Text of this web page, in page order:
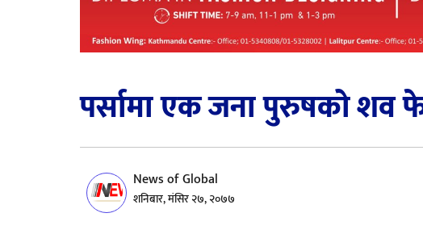
पर्सामा एक जना पुरुषको शव
News of Global
शनिबार, मंसिर २७, २०७७